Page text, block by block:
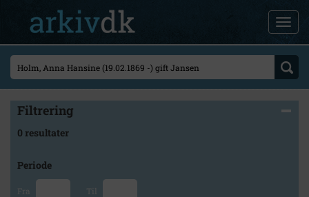
Filtrering
0 resultater
Periode
Fra Til